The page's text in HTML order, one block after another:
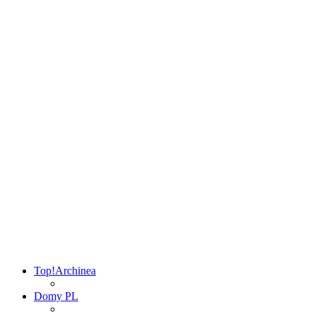
Top!Archinea
Domy PL